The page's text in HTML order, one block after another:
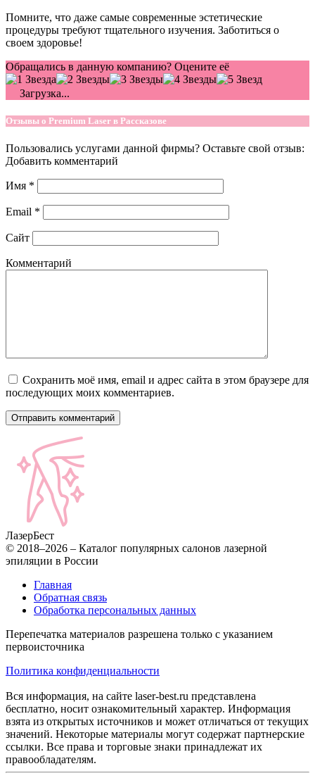
Помните, что даже самые современные эстетические
процедуры требуют тщательного изучения. Заботиться о
своем здоровье!
Обращались в данную компанию? Оцените её
Загрузка...
Отзывы о Premium Laser в Рассказове
Пользовались услугами данной фирмы? Оставьте свой отзыв:
Добавить комментарий
Имя *
Email *
Сайт
Комментарий
Сохранить моё имя, email и адрес сайта в этом браузере для
последующих моих комментариев.
ЛазерБест
© 2018–2026 – Каталог популярных салонов лазерной
эпиляции в России
Главная
Обратная связь
Обработка персональных данных
Перепечатка материалов разрешена только с указанием
первоисточника
Политика конфиденциальности
Вся информация, на сайте laser-best.ru представлена
бесплатно, носит ознакомительный характер. Информация
взята из открытых источников и может отличаться от текущих
значений. Некоторые материалы могут содержат партнерские
ссылки. Все права и торговые знаки принадлежат их
правообладателям.